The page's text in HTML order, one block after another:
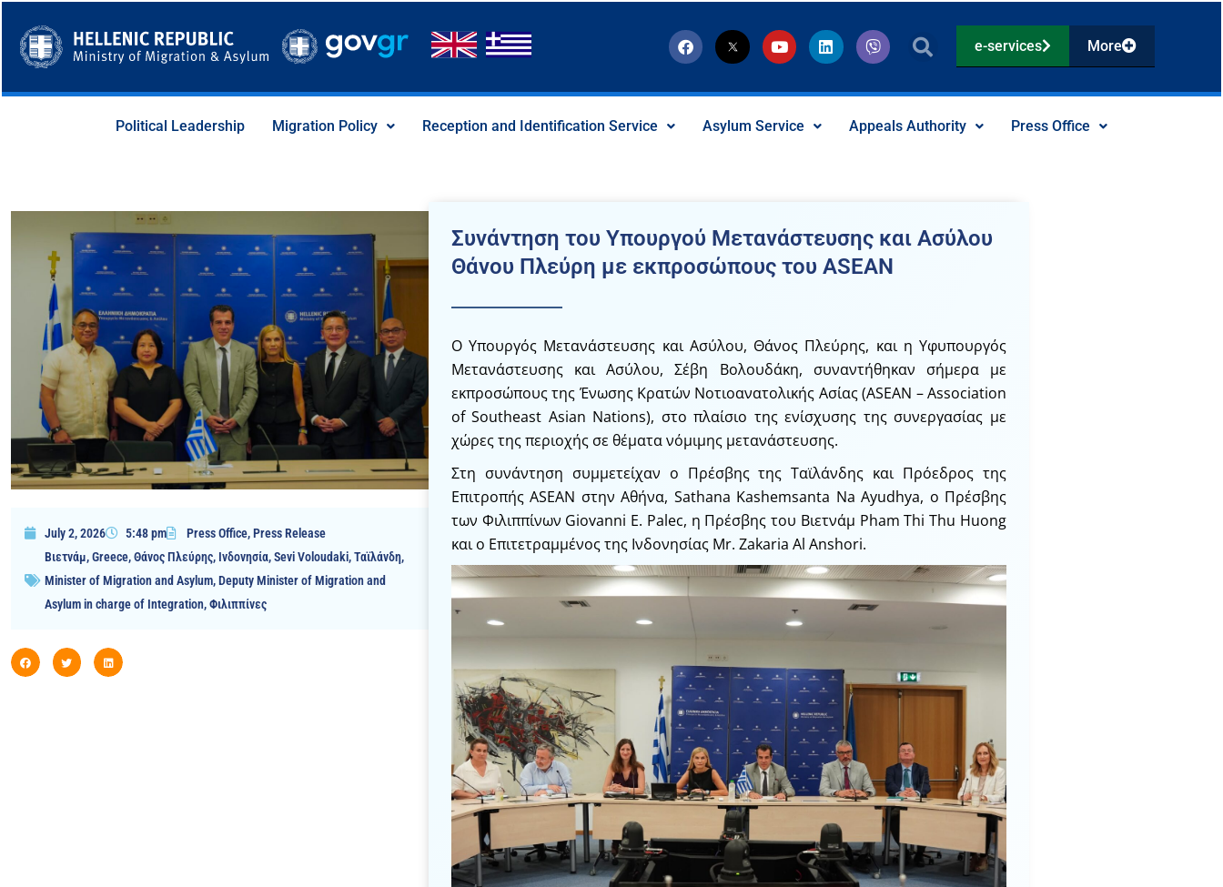
content
F
a
c
b
T
w
i
t
r
i
l
Y
o
u
u
e
L
i
n
e
V
i
b
r
e-services More
Political Leadership Migration Policy Reception and Identification Service Asylum Service Appeals Authority Press Office
July 2, 2026 5:48 pm Press Office,Press Release
Βιετνάμ,Greece,Θάνος Πλεύρης, Ινδονησία,Sevi Voloudaki,Ταϊλάνδη,
Minister of Migration and Asylum,Deputy Minister of Migration and
Asylum in charge of Integration,Φιλιππίνες
Συνάντηση του Υπουργού Μετανάστευσης και Ασύλου
Θάνου Πλεύρη με εκπροσώπους του ASEAN
Ο Υπουργός Μετανάστευσης και Ασύλου, Θάνος Πλεύρης, και η Υφυπουργός
Μετανάστευσης και Ασύλου, Σέβη Βολουδάκη, συναντήθηκαν σήμερα με
εκπροσώπους της Ένωσης Κρατών Νοτιοανατολικής Ασίας (ASEAN – Association
of Southeast Asian Nations), στο πλαίσιο της ενίσχυσης της συνεργασίας με
χώρες της περιοχής σε θέματα νόμιμης μετανάστευσης.
Στη συνάντηση συμμετείχαν ο Πρέσβης της Ταϊλάνδης και Πρόεδρος της
Επιτροπής ASEAN στην Αθήνα, Sathana Kashemsanta Na Ayudhya, ο Πρέσβης
των Φιλιππίνων Giovanni E. Palec, η Πρέσβης του Βιετνάμ Pham Thi Thu Huong
και ο Επιτετραμμένος της Ινδονησίας Mr. Zakaria Al Anshori.